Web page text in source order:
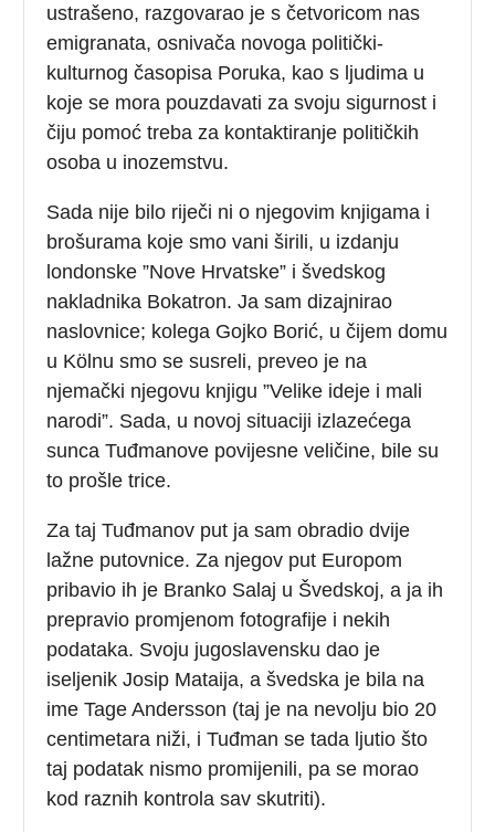
ustrašeno, razgovarao je s četvoricom nas
emigranata, osnivača novoga politički-
kulturnog časopisa Poruka, kao s ljudima u
koje se mora pouzdavati za svoju sigurnost i
čiju pomoć treba za kontaktiranje političkih
osoba u inozemstvu.
Sada nije bilo riječi ni o njegovim knjigama i
brošurama koje smo vani širili, u izdanju
londonske ”Nove Hrvatske” i švedskog
nakladnika Bokatron. Ja sam dizajnirao
naslovnice; kolega Gojko Borić, u čijem domu
u Kölnu smo se susreli, preveo je na
njemački njegovu knjigu ”Velike ideje i mali
narodi”. Sada, u novoj situaciji izlazećega
sunca Tuđmanove povijesne veličine, bile su
to prošle trice.
Za taj Tuđmanov put ja sam obradio dvije
lažne putovnice. Za njegov put Europom
pribavio ih je Branko Salaj u Švedskoj, a ja ih
prepravio promjenom fotografije i nekih
podataka. Svoju jugoslavensku dao je
iseljenik Josip Mataija, a švedska je bila na
ime Tage Andersson (taj je na nevolju bio 20
centimetara niži, i Tuđman se tada ljutio što
taj podatak nismo promijenili, pa se morao
kod raznih kontrola sav skutriti).